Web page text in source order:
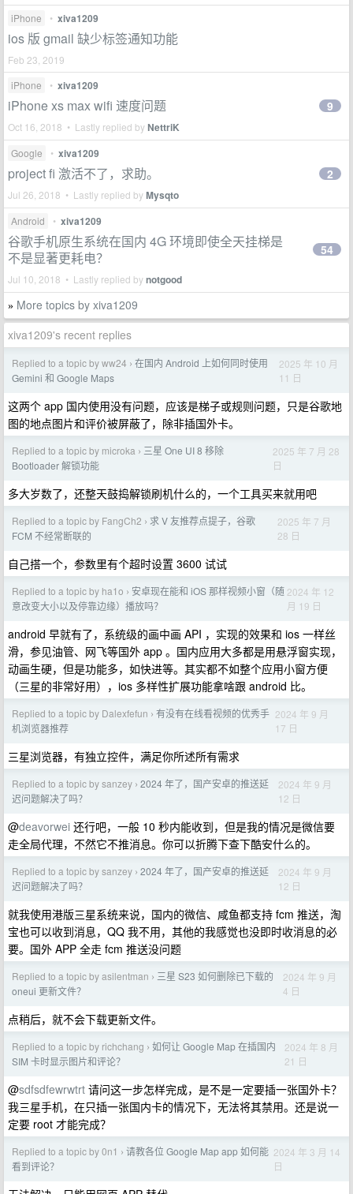
iPhone • xiva1209
ios 版 gmail 缺少标签通知功能
Feb 23, 2019
iPhone
• xiva1209
iPhone xs max wifi 速度问题
Oct 16, 2018 • Lastly replied byNettriK
9
Google • xiva1209
project fi 激活不了，求助。
Jul 26, 2018 • Lastly replied byMysqto
2
Android • xiva1209
谷歌手机原生系统在国内 4G 环境即使全天挂梯是
不是显著更耗电？
Jul 10, 2018 • Lastly replied bynotgood
54
» More topics by xiva1209
xiva1209's recent replies
Replied to a topic by ww24 › 在国内 Android 上如何同时使用
Gemini 和 Google Maps
2025 年 10 月
11 日
这两个 app 国内使用没有问题，应该是梯子或规则问题，只是谷歌地
图的地点图片和评价被屏蔽了，除非插国外卡。
Replied to a topic by microka › 三星 One UI 8 移除
Bootloader 解锁功能
2025 年 7 月 28
日
多大岁数了，还整天鼓捣解锁刷机什么的，一个工具买来就用吧
Replied to a topic by FangCh2 › 求 V 友推荐点提子，谷歌
FCM 不经常断联的
2025 年 7 月
28 日
自己搭一个，参数里有个超时设置 3600 试试
Replied to a topic by ha1o › 安卓现在能和 iOS 那样视频小窗（随
意改变大小以及停靠边缘）播放吗？
2024 年 12
月 19 日
android 早就有了，系统级的画中画 API ，实现的效果和 ios 一样丝
滑，参见油管、网飞等国外 app 。国内应用大多都是用悬浮窗实现，
动画生硬，但是功能多，如快进等。其实都不如整个应用小窗方便
（三星的非常好用），ios 多样性扩展功能拿啥跟 android 比。
Replied to a topic by Dalexfefun › 有没有在线看视频的优秀手
机浏览器推荐
2024 年 9 月
17 日
三星浏览器，有独立控件，满足你所述所有需求
Replied to a topic by sanzey › 2024 年了，国产安卓的推送延
迟问题解决了吗？
2024 年 9 月
12 日
@deavorwei 还行吧，一般 10 秒内能收到，但是我的情况是微信要
走全局代理，不然它不推消息。你可以折腾下查下酷安什么的。
Replied to a topic by sanzey › 2024 年了，国产安卓的推送延
迟问题解决了吗？
2024 年 9 月
12 日
就我使用港版三星系统来说，国内的微信、咸鱼都支持 fcm 推送，淘
宝也可以收到消息，QQ 我不用，其他的我感觉也没即时收消息的必
要。国外 APP 全走 fcm 推送没问题
Replied to a topic by asilentman › 三星 S23 如何删除已下载的
oneui 更新文件？
2024 年 9 月
4 日
点稍后，就不会下载更新文件。
Replied to a topic by richchang › 如何让 Google Map 在插国内
SIM 卡时显示图片和评论？
2024 年 8 月
21 日
@sdfsdfewrwtrt 请问这一步怎样完成，是不是一定要插一张国外卡？
我三星手机，在只插一张国内卡的情况下，无法将其禁用。还是说一
定要 root 才能完成？
Replied to a topic by 0n1 › 请教各位 Google Map app 如何能
看到评论？
2024 年 3 月 14
日